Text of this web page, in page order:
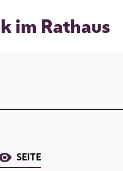
im Rathaus
SEITE